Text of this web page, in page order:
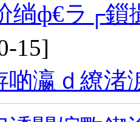
绱ф€ラ┌
15]
瀛ｄ繚渚